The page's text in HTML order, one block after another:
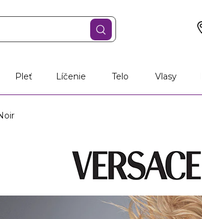
Pleť Líčenie Telo Vlasy